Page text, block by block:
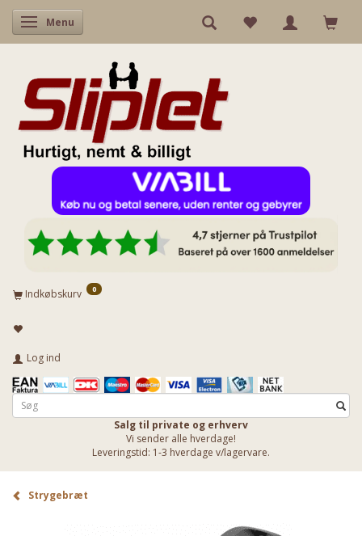
Skifte navigation
Menu
Indkøbskurv 0
Log ind
Salg til private og erhverv
Vi sender alle hverdage!
Leveringstid: 1-3 hverdage v/lagervare.
Strygebræt